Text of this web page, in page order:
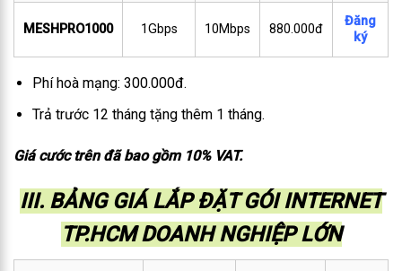
MESHPRO1000 1Gbps 10Mbps 880.000đ
Đăng
ký
Phí hoà mạng: 300.000đ.
Trả trước 12 tháng tặng thêm 1 tháng.
Giá cước trên đã bao gồm 10% VAT.
III. BẢNG GIÁ LẮP ĐẶT GÓI INTERNET
TP.HCM DOANH NGHIỆP LỚN